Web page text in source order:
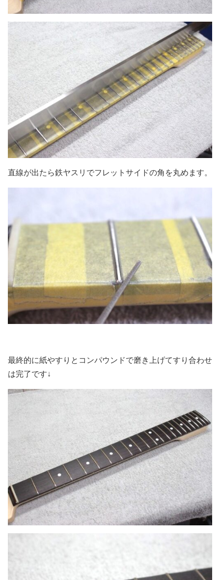
直線が出たら鉄ヤスリでフレットサイドの角を丸めます。
最終的に紙やすりとコンパウンドで磨き上げてすり合わせ
は完了です↓